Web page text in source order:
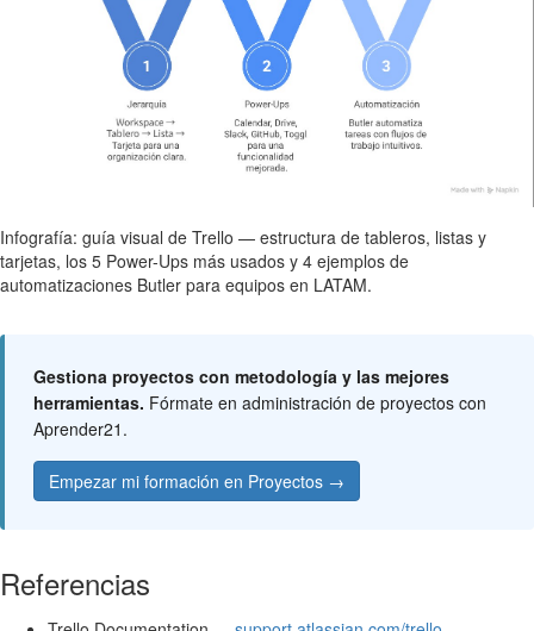
Infografía: guía visual de Trello — estructura de tableros, listas y
tarjetas, los 5 Power-Ups más usados y 4 ejemplos de
automatizaciones Butler para equipos en LATAM.
Gestiona proyectos con metodología y las mejores
herramientas. Fórmate en administración de proyectos con
Aprender21.
Empezar mi formación en Proyectos →
Referencias